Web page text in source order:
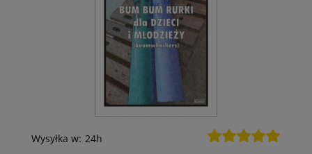
Wysyłka w: 24h